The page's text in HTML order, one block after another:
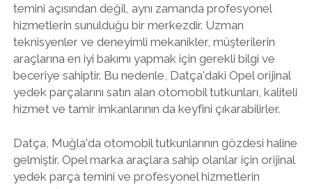
temini açısından değil, aynı zamanda profesyonel
hizmetlerin sunulduğu bir merkezdir. Uzman
teknisyenler ve deneyimli mekanikler, müşterilerin
araçlarına en iyi bakımı yapmak için gerekli bilgi ve
beceriye sahiptir. Bu nedenle, Datça'daki Opel orijinal
yedek parçalarını satın alan otomobil tutkunları, kaliteli
hizmet ve tamir imkanlarının da keyfini çıkarabilirler.
Datça, Muğla'da otomobil tutkunlarının gözdesi haline
gelmiştir. Opel marka araçlara sahip olanlar için orijinal
yedek parça temini ve profesyonel hizmetlerin